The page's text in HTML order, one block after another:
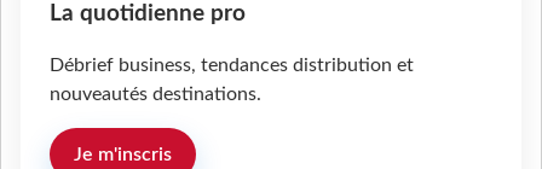
La quotidienne pro
Débrief business, tendances distribution et
nouveautés destinations.
Je m'inscris